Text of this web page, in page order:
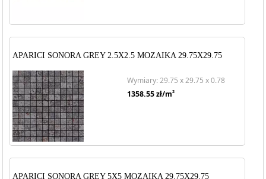
APARICI SONORA GREY 2.5X2.5 MOZAIKA 29.75X29.75
Wymiary: 29.75 x 29.75 x 0.78
1358.55zł/m2
APARICI SONORA GREY 5X5 MOZAIKA 29.75X29.75